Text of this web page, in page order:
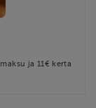
ja 11€ kerta